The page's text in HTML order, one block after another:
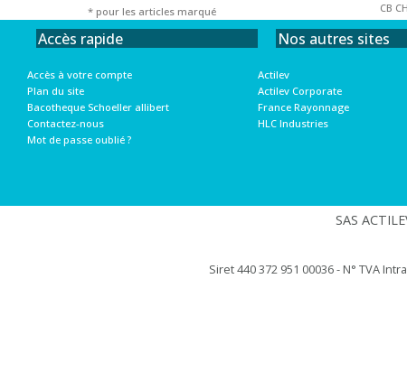
* pour les articles marqué CB
Accès rapide
Accès à votre compte
Plan du site
Bacotheque Schoeller allibert
Contactez-nous
Mot de passe oublié ?
Nos autres sites
Actilev
Actilev Corporate
France Rayonnage
HLC Industries
SAS
Siret 440 372 951 00036 - N° TVA